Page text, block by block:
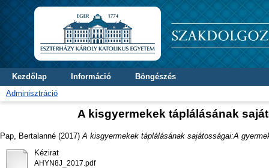
Kezdőlap Információ
Böngészés
Adminisztráció
A kisgyermekek táplálásának
Pap, Bertalanné (2017) A kisgyermekek táplálásának sajátosságai:A
Kézirat
AHYN8J_2017.pdf